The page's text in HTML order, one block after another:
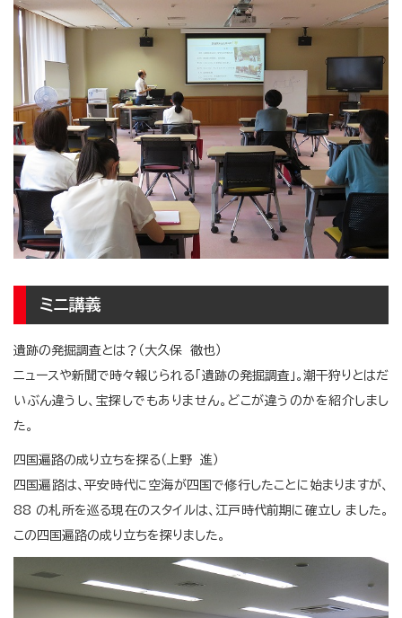
ミニ講義
遺跡の発掘調査とは？（大久保 徹也）
ニュースや新聞で時々報じられる「遺跡の発掘調査」。潮干狩りとはだ
いぶん違うし、宝探しでもありません。どこが違うのかを紹介しまし
た。
四国遍路の成り立ちを探る（上野 進）
四国遍路は、平安時代に空海が四国で修行したことに始まりますが、
88 の札所を巡る現在のスタイルは、江戸時代前期に確立し ました。
この四国遍路の成り立ちを探りました。